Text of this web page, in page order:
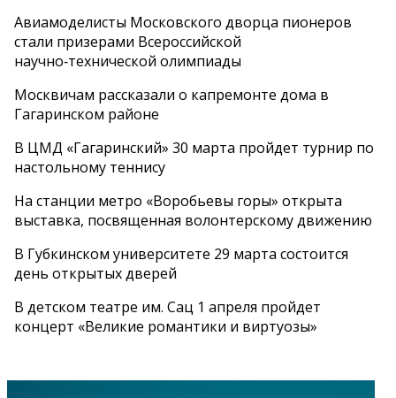
Авиамоделисты Московского дворца пионеров
стали призерами Всероссийской
научно‑технической олимпиады
Москвичам рассказали о капремонте дома в
Гагаринском районе
В ЦМД «Гагаринский» 30 марта пройдет турнир по
настольному теннису
На станции метро «Воробьевы горы» открыта
выставка, посвященная волонтерскому движению
В Губкинском университете 29 марта состоится
день открытых дверей
В детском театре им. Сац 1 апреля пройдет
концерт «Великие романтики и виртуозы»